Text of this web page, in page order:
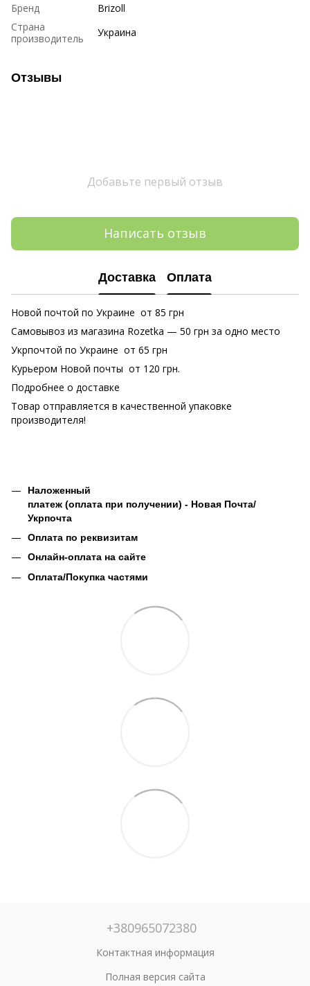
Бренд
Brizoll
Страна
производитель
Украина
Отзывы
Добавьте первый отзыв
Написать отзыв
Доставка Оплата
Новой почтой по Украине от 85 грн
Самовывоз из магазина Rozetka — 50 грн за одно место
Укрпочтой по Украине от 65 грн
Курьером Новой почты от 120 грн.
Подробнее о доставке
Товар отправляется в качественной упаковке
производителя!
Наложенный
платеж (оплата при получении) - Новая Почта/
Укрпочта
Оплата по реквизитам
Онлайн-оплата на сайте
Оплата/Покупка частями
+380965072380
Контактная информация
Полная версия сайта